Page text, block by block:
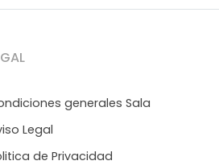
generales Sala
Legal
de Privacidad